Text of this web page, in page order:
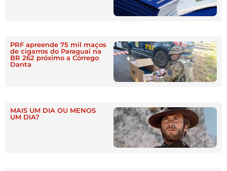
PRF apreende 75 mil maços
de cigarros do Paraguai na
BR 262 próximo a Córrego
Danta
MAIS UM DIA OU MENOS
UM DIA?